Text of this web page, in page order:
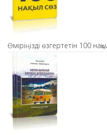
Өміріңізді өзгертетін 100